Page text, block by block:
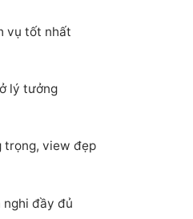
vụ tốt nhất
lý tưởng
trọng, view đẹp
nghi đầy đủ